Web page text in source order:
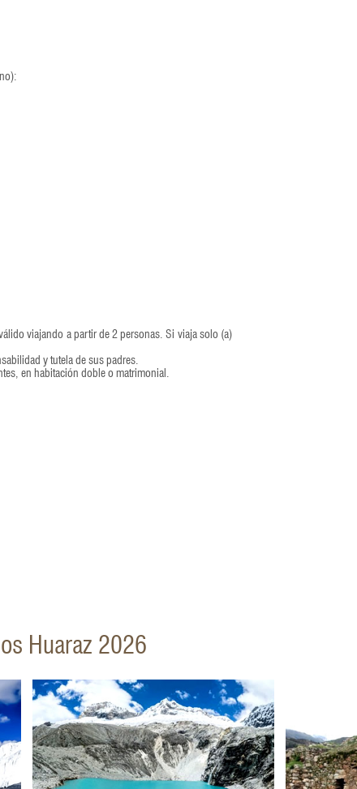
viajando a partir de 2 personas. Si viaja solo (a)
y tutela de sus padres.
en habitación doble o matrimonial.
Huaraz 2026